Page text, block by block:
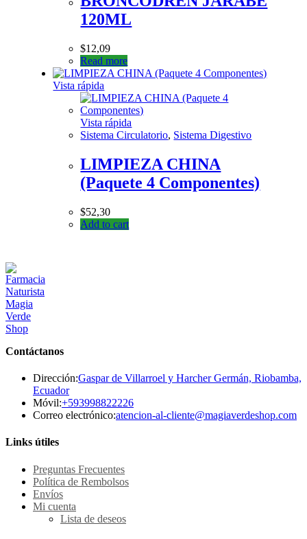
120ML
$12,09
Read more
Vista rápida
Vista rápida
Sistema Circulatorio, Sistema Digestivo
LIMPIEZA CHINA
(Paquete 4 Componentes)
$52,30
Add to cart
Contáctanos
Dirección:Gaspar de Villarroel y Harcher Germán, Riobamba,
Ecuador
Móvil:+593998822226Se
abre
Correo electrónico:atencion-al-cliente@magiaverdeshop.comSe
Links útiles
Preguntas Frecuentes
Política de Rembolsos
Envíos
Mi cuenta
Lista de deseos